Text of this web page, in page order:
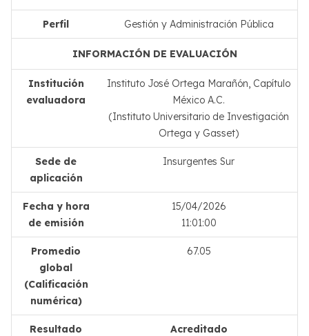
Perfil Gestión y Administración Pública
INFORMACIÓN DE EVALUACIÓN
Institución
evaluadora
Instituto José Ortega Marañón, Capítulo
México A.C.
(Instituto Universitario de Investigación
Ortega y Gasset)
Sede de
aplicación
Insurgentes Sur
Fecha y hora
de emisión
15/04/2026
11:01:00
Promedio
global
(Calificación
numérica)
67.05
Resultado
Acreditado